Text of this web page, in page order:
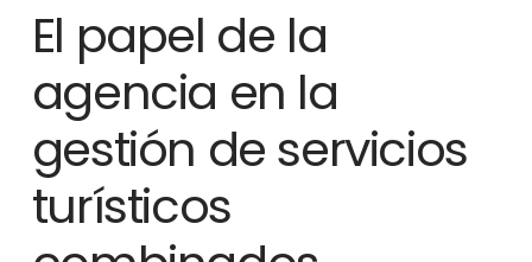
El papel de la
agencia en la
gestión de servicios
turísticos